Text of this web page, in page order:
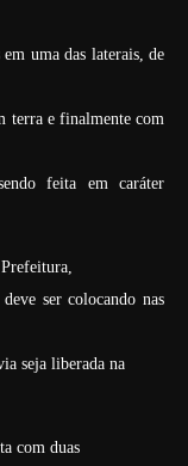
em uma das laterais, de
terra e finalmente com
feita em caráter
ser colocando nas
seja liberada na
com duas